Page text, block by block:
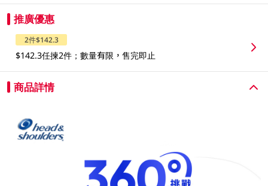
推廣優惠
2件$142.3
$142.3任揀2件；數量有限，售完即止
商品詳情